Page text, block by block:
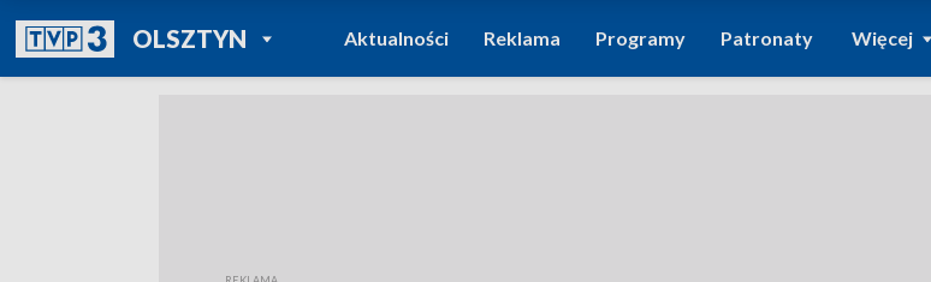
OLSZTYNPOWRÓT DO
TVP REGIONY
Aktualności Reklama Programy Patronaty Więcej